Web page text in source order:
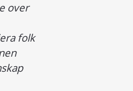
over
folk